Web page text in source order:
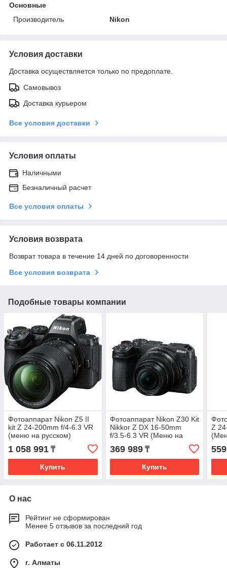
Основные
Производитель
Nikon
Условия доставки
Доставка осуществляется только по предоплате.
Самовывоз
Доставка курьером
Все условия доставки
Условия оплаты
Наличными
Безналичный расчет
Все условия оплаты
Условия возврата
Возврат товара в течение 14 дней по договоренности
Все условия возврата
Подобные товары компании
Фотоаппарат Nikon Z5 II
kit Z 24-200mm f/4-6.3 VR
(меню на русском)
1 058 991 ₸
Купить
Фотоаппарат Nikon Z30 Kit
Nikkor Z DX 16-50mm
f/3.5-6.3 VR (Меню на
369 989₸
Купить
Z
О нас
Рейтинг не сформирован
Менее 5 отзывов за последний год
Работает с 06.11.2012
г. Алматы